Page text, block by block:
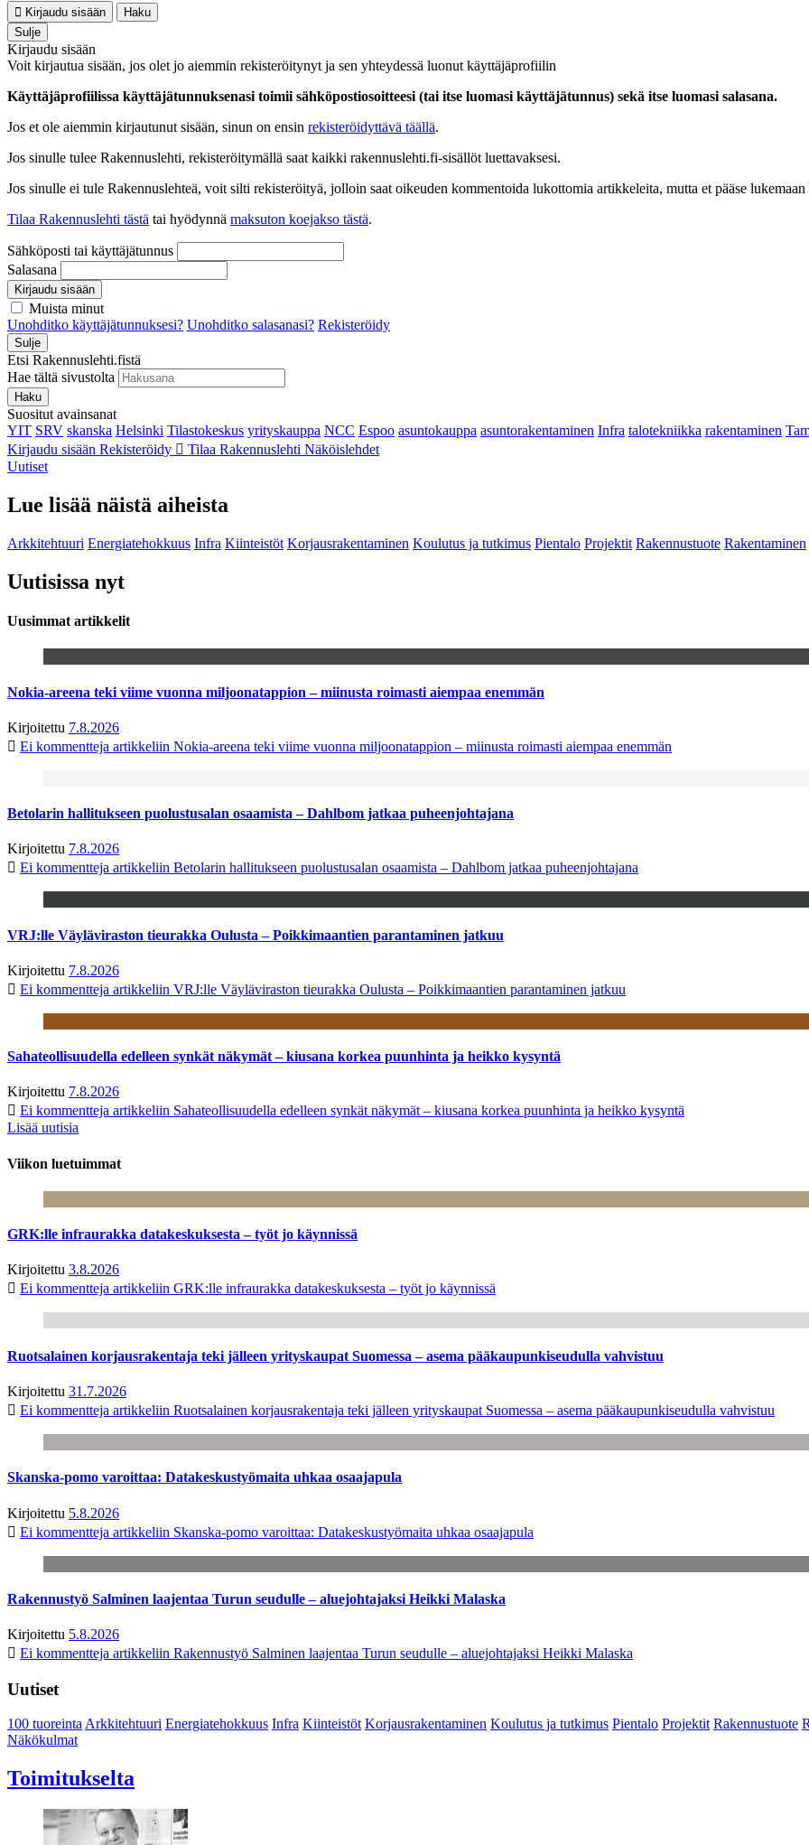
Kirjaudu sisään
Haku
Sulje
Kirjaudu sisään
Voit kirjautua sisään, jos olet jo aiemmin rekisteröitynyt ja sen yhteydessä luonut käyttäjäprofiilin
Käyttäjäprofiilissa käyttäjätunnuksenasi toimii sähköpostiosoitteesi (tai itse luomasi käyttäjätunnus) sekä itse luomasi salasana.
Jos et ole aiemmin kirjautunut sisään, sinun on ensin rekisteröidyttävä täällä.
Jos sinulle tulee Rakennuslehti, rekisteröitymällä saat kaikki rakennuslehti.fi-sisällöt luettavaksesi.
Jos sinulle ei tule Rakennuslehteä, voit silti rekisteröityä, jolloin saat oikeuden kommentoida lukottomia artikkeleita, mutta et pääse
Tilaa Rakennuslehti tästä tai hyödynnä maksuton koejakso tästä.
Sähköposti tai käyttäjätunnus
Salasana
Kirjaudu sisään
Muista minut
Unohditko käyttäjätunnuksesi? Unohditko salasanasi? Rekisteröidy
Sulje
Etsi Rakennuslehti.fistä
Hae tältä sivustolta
Haku
Suositut avainsanat
YIT SRV skanska Helsinki Tilastokeskus yrityskauppa NCC Espoo asuntokauppa asuntorakentaminen Infra talotekniikka rakentaminen
Kirjaudu sisään Rekisteröidy Tilaa Rakennuslehti Näköislehdet
Uutiset
Lue lisää näistä aiheista
Arkkitehtuuri Energiatehokkuus Infra Kiinteistöt Korjausrakentaminen Koulutus ja tutkimus Pientalo Projektit Rakennustuote Rakentaminen
Uutisissa nyt
Uusimmat artikkelit
Nokia-areena teki viime vuonna miljoonatappion – miinusta roimasti aiempaa enemmän
Kirjoitettu 7.8.2026
Ei kommentteja artikkeliin Nokia-areena teki viime vuonna miljoonatappion – miinusta roimasti aiempaa enemmän
Betolarin hallitukseen puolustusalan osaamista – Dahlbom jatkaa puheenjohtajana
Kirjoitettu 7.8.2026
Ei kommentteja artikkeliin Betolarin hallitukseen puolustusalan osaamista – Dahlbom jatkaa puheenjohtajana
VRJ:lle Väyläviraston tieurakka Oulusta – Poikkimaantien parantaminen jatkuu
Kirjoitettu 7.8.2026
Ei kommentteja artikkeliin VRJ:lle Väyläviraston tieurakka Oulusta – Poikkimaantien parantaminen jatkuu
Sahateollisuudella edelleen synkät näkymät – kiusana korkea puunhinta ja heikko kysyntä
Kirjoitettu 7.8.2026
Ei kommentteja artikkeliin Sahateollisuudella edelleen synkät näkymät – kiusana korkea puunhinta ja heikko kysyntä
Lisää uutisia
Viikon luetuimmat
GRK:lle infraurakka datakeskuksesta – työt jo käynnissä
Kirjoitettu 3.8.2026
Ei kommentteja artikkeliin GRK:lle infraurakka datakeskuksesta – työt jo käynnissä
Ruotsalainen korjausrakentaja teki jälleen yrityskaupat Suomessa – asema pääkaupunkiseudulla vahvistuu
Kirjoitettu 31.7.2026
Ei kommentteja artikkeliin Ruotsalainen korjausrakentaja teki jälleen yrityskaupat Suomessa – asema pääkaupunkiseudulla vahvistuu
Skanska-pomo varoittaa: Datakeskustyömaita uhkaa osaajapula
Kirjoitettu 5.8.2026
Ei kommentteja artikkeliin Skanska-pomo varoittaa: Datakeskustyömaita uhkaa osaajapula
Rakennustyö Salminen laajentaa Turun seudulle – aluejohtajaksi Heikki Malaska
Kirjoitettu 5.8.2026
Ei kommentteja artikkeliin Rakennustyö Salminen laajentaa Turun seudulle – aluejohtajaksi Heikki Malaska
Uutiset
100 tuoreintaArkkitehtuuri Energiatehokkuus Infra Kiinteistöt Korjausrakentaminen Koulutus ja tutkimus Pientalo Projektit Rakennustuote
Näkökulmat
Toimitukselta